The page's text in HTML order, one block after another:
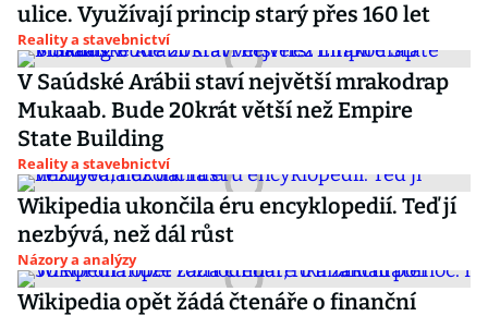
ulice. Využívají princip starý přes 160 let
Reality a stavebnictví
V Saúdské Arábii staví největší mrakodrap
Mukaab. Bude 20krát větší než Empire
State Building
Reality a stavebnictví
Wikipedia ukončila éru encyklopedií. Teď jí
nezbývá, než dál růst
Názory a analýzy
Wikipedia opět žádá čtenáře o finanční